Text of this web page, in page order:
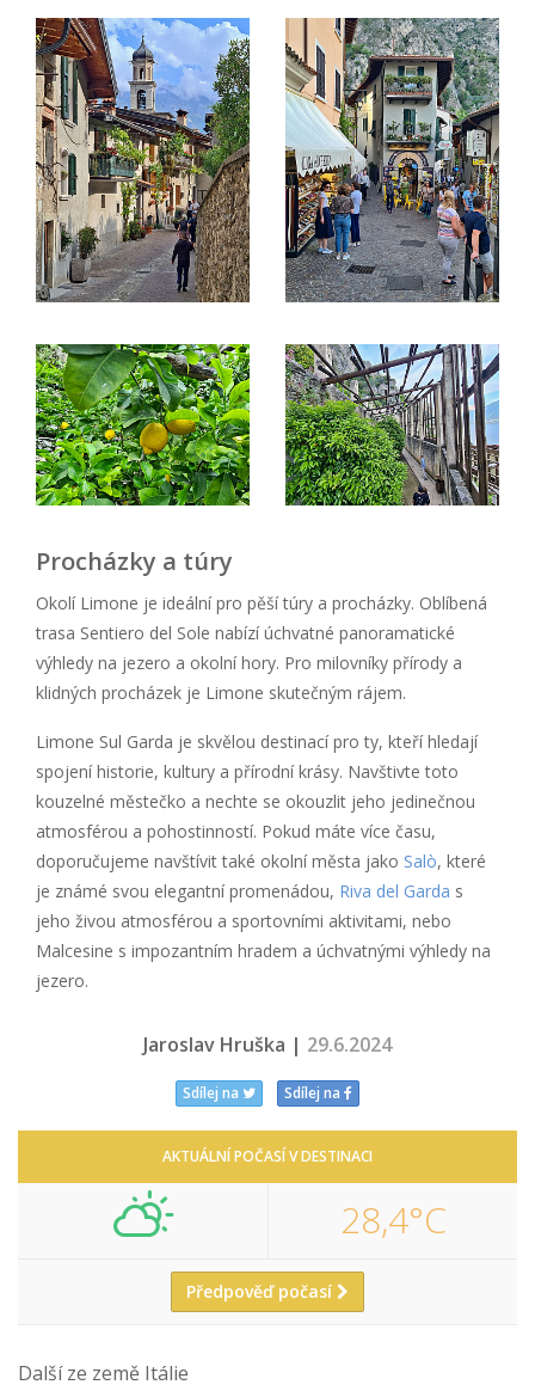
Procházky a túry
Okolí Limone je ideální pro pěší túry a procházky. Oblíbená
trasa Sentiero del Sole nabízí úchvatné panoramatické
výhledy na jezero a okolní hory. Pro milovníky přírody a
klidných procházek je Limone skutečným rájem.
Limone Sul Garda je skvělou destinací pro ty, kteří hledají
spojení historie, kultury a přírodní krásy. Navštivte toto
kouzelné městečko a nechte se okouzlit jeho jedinečnou
atmosférou a pohostinností. Pokud máte více času,
doporučujeme navštívit také okolní města jako Salò, které
je známé svou elegantní promenádou, Riva del Garda s
jeho živou atmosférou a sportovními aktivitami, nebo
Malcesine s impozantním hradem a úchvatnými výhledy na
jezero.
Jaroslav Hruška | 29.6.2024
Sdílej na Sdílej na
AKTUÁLNÍ POČASÍ V DESTINACI
28,4°C
Předpověď počasí
Další ze země Itálie